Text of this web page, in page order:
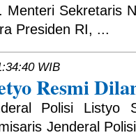
Menteri Sekretaris
Presiden RI, ...
WIB
Resmi
Polisi Listyo
Jenderal